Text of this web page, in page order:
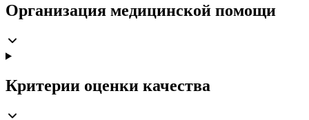
Организация медицинской помощи
Критерии оценки качества